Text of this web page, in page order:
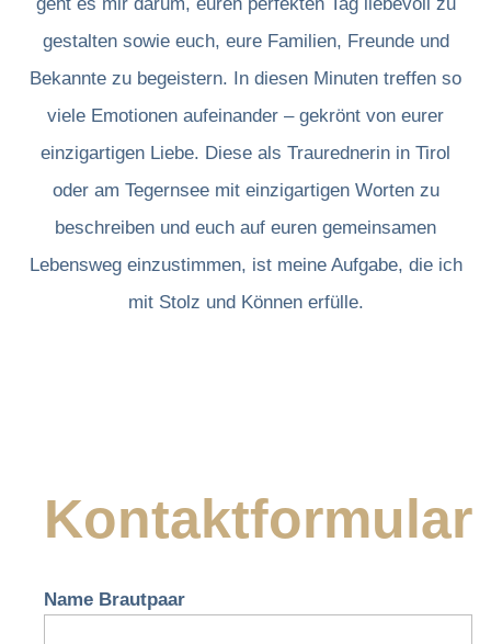
gestalten sowie euch, eure Familien, Freunde und
Bekannte zu begeistern. In diesen Minuten treffen so
viele Emotionen aufeinander – gekrönt von eurer
einzigartigen Liebe. Diese als Traurednerin in Tirol
oder am Tegernsee mit einzigartigen Worten zu
beschreiben und euch auf euren gemeinsamen
Lebensweg einzustimmen, ist meine Aufgabe, die ich
mit Stolz und Können erfülle.
Kontaktformular
Name Brautpaar